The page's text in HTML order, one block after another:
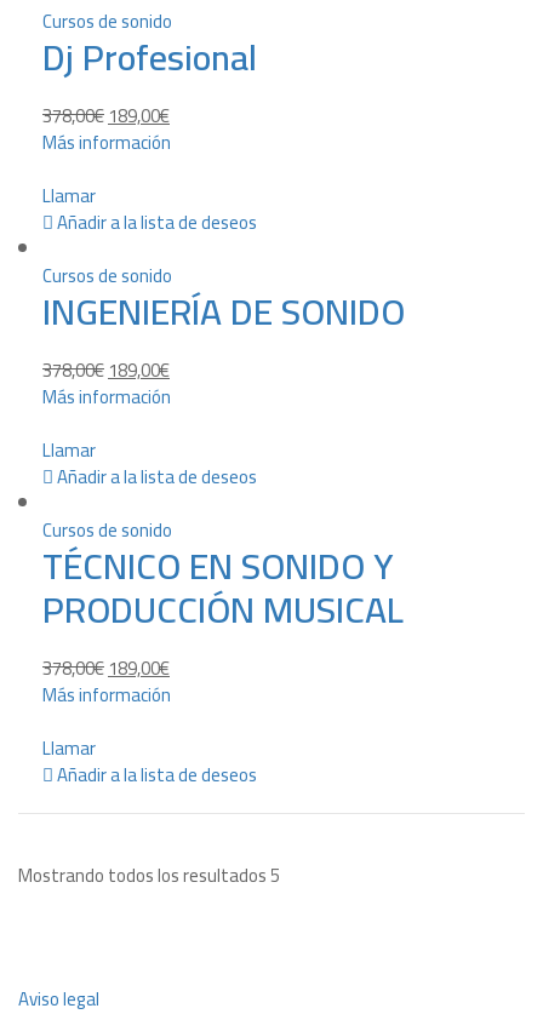
Cursos de sonido
Dj Profesional
378,00€189,00€
Más información
Llamar
Añadir a la lista de deseos
Cursos de sonido
INGENIERÍA DE SONIDO
378,00€189,00€
Más información
Llamar
Añadir a la lista de deseos
Cursos de sonido
TÉCNICO EN SONIDO Y
PRODUCCIÓN MUSICAL
378,00€189,00€
Más información
Llamar
Añadir a la lista de deseos
Mostrando todos los resultados 5
Aviso legal